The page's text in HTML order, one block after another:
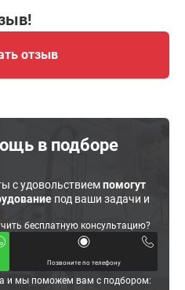
отзыв
в подборе
с удовольствиемпомогут
под ваши задачи и
бесплатную консультацию?
Позвоните по телефону
и мы поможем вам с подбором: